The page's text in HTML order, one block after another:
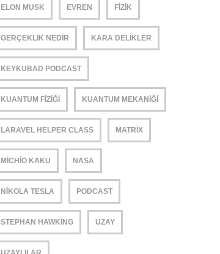
ELON MUSK EVREN FIZIK
GERÇEKLIK NEDIR KARA DELIKLER
KEYKUBAD PODCAST
KUANTUM FIZIĞI KUANTUM MEKANIĞI
LARAVEL HELPER CLASS MATRIX
MICHIO KAKU NASA
NIKOLA TESLA PODCAST
STEPHAN HAWKING UZAY